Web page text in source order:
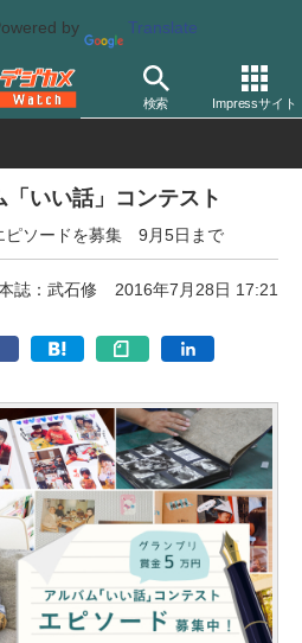
by Translate
検索 Impressサイト
企業
いい話」コンテスト
ピソードを募集 9月5日まで
誌：武石修 2016年7月28日 17:21